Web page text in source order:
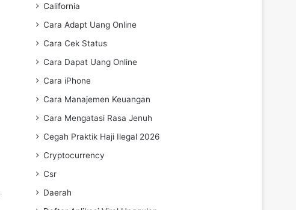
California
Cara Adapt Uang Online
Cara Cek Status
Cara Dapat Uang Online
Cara iPhone
Cara Manajemen Keuangan
Cara Mengatasi Rasa Jenuh
Cegah Praktik Haji Ilegal 2026
Cryptocurrency
Csr
Daerah